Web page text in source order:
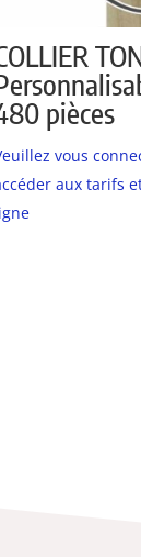
pièces
vous
aux tarifs